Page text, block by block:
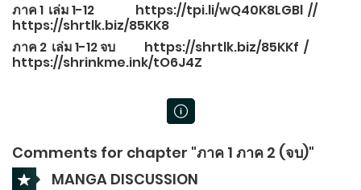
ภาค 1 เล่ม 1-12 https://tpi.li/wQ40K8LGBl //
https://shrtlk.biz/85KK8
ภาค 2 เล่ม 1-12 จบ https://shrtlk.biz/85KKf /
https://shrinkme.ink/tO6J4Z
Comments for chapter "ภาค 1 ภาค 2 (จบ)"
MANGA DISCUSSION